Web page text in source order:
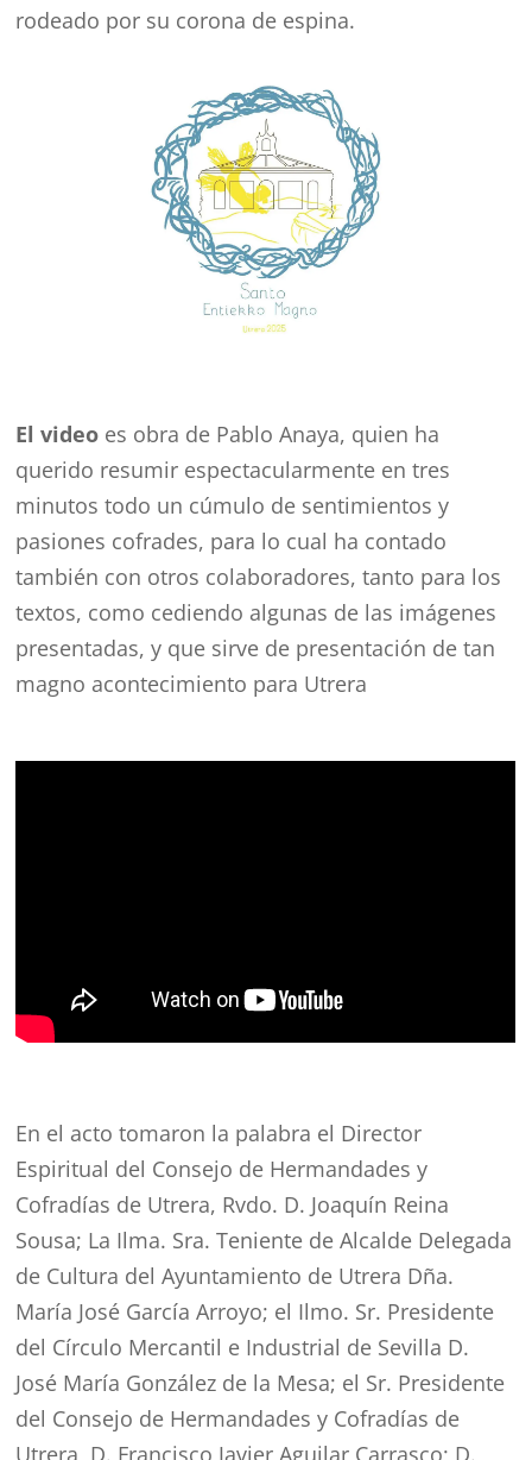
rodeado por su corona de espina.
El video es obra de Pablo Anaya, quien ha
querido resumir espectacularmente en tres
minutos todo un cúmulo de sentimientos y
pasiones cofrades, para lo cual ha contado
también con otros colaboradores, tanto para los
textos, como cediendo algunas de las imágenes
presentadas, y que sirve de presentación de tan
magno acontecimiento para Utrera
En el acto tomaron la palabra el Director
Espiritual del Consejo de Hermandades y
Cofradías de Utrera, Rvdo. D. Joaquín Reina
Sousa; La Ilma. Sra. Teniente de Alcalde Delegada
de Cultura del Ayuntamiento de Utrera Dña.
María José García Arroyo; el Ilmo. Sr. Presidente
del Círculo Mercantil e Industrial de Sevilla D.
José María González de la Mesa; el Sr. Presidente
del Consejo de Hermandades y Cofradías de
Utrera, D. Francisco Javier Aguilar Carrasco; D.